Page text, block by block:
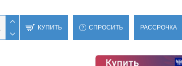
КУПИТЬ СПРОСИТЬ РАССРОЧКА